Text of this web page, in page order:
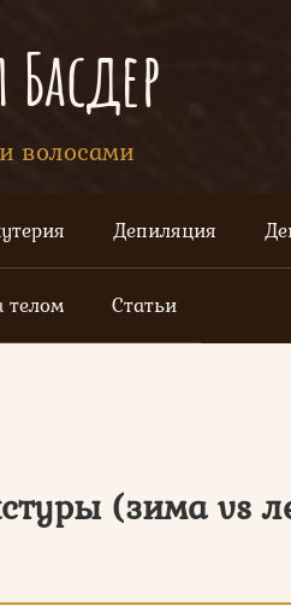
волосами
Депиляция
телом Статьи
(зима vs